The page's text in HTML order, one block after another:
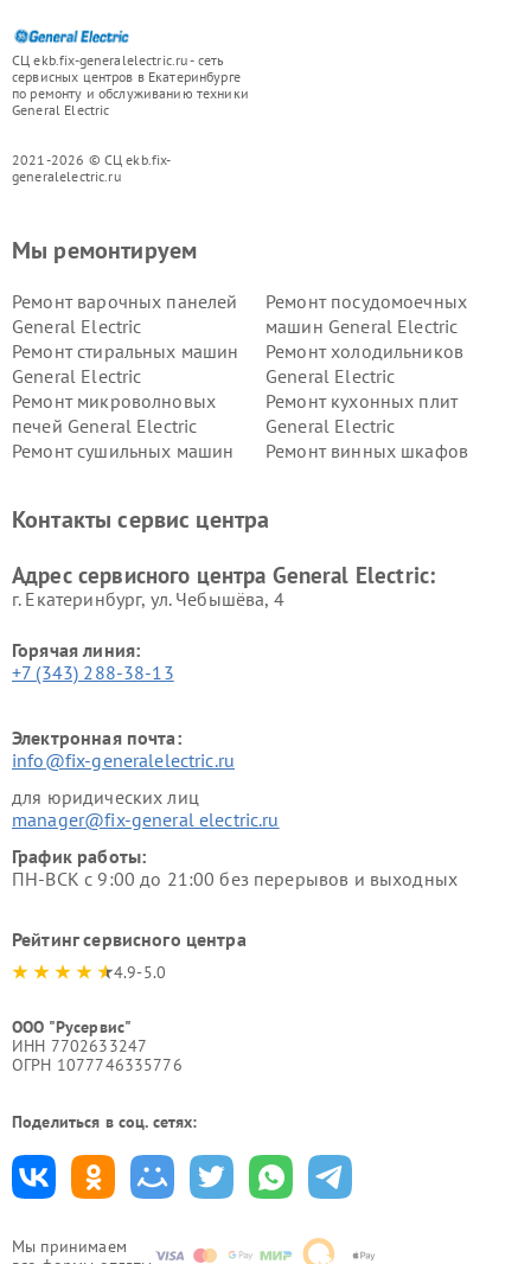
СЦ ekb.fix-generalelectric.ru - сеть
сервисных центров в Екатеринбурге
по ремонту и обслуживанию техники
General Electric
2021-2026 © СЦ ekb.fix-
generalelectric.ru
Мы принимаем
Мы ремонтируем
Ремонт варочных панелей
General Electric
Ремонт посудомоечных
машин General Electric
Ремонт стиральных машин
General Electric
Ремонт холодильников
General Electric
Ремонт микроволновых
печей General Electric
Ремонт кухонных плит
General Electric
Ремонт сушильных машин
Ремонт винных шкафов
Electric
General Electric
Контакты сервис центра
Адрес сервисного центра General Electric:
г. Екатеринбург, ул. Чебышёва, 4
Горячая линия:
+7 (343) 288-38-13
Электронная почта:
info@fix-generalelectric.ru
для юридических лиц
manager@fix-general electric.ru
График работы:
ПН-ВСК с 9:00 до 21:00 без перерывов и выходных
Рейтинг сервисного центра
4.9-5.0
ООО "Русервис"
ИНН 7702633247
ОГРН 1077746335776
Поделиться в соц. сетях: